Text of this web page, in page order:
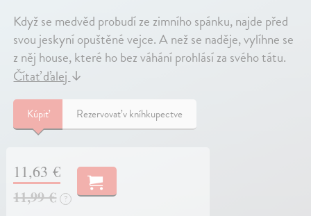
Když se medvěd probudí ze zimního spánku, najde před
svou jeskyní opuštěné vejce. A než se naděje, vylíhne se
z něj house, které ho bez váhání prohlásí za svého tátu.
Čítať ďalej ↓
Kúpiť Rezervovať v kníhkupectve
11,63 €
11,99 €
?